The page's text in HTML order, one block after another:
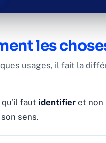
les
usages, il fait la
qu'il faut identifier et non
sens.